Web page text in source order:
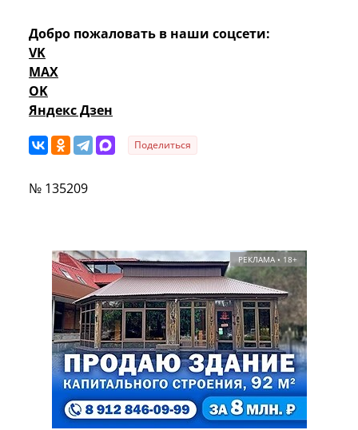
Добро пожаловать в наши соцсети:
VK
MAX
OK
Яндекс Дзен
Поделиться
№ 135209
РЕКЛАМА • 18+